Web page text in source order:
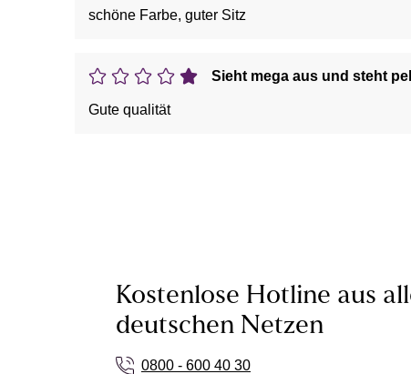
schöne Farbe, guter Sitz
Sieht mega aus und steht
Gute qualität
Kostenlose Hotline aus
deutschen Netzen
0800 - 600 40 30